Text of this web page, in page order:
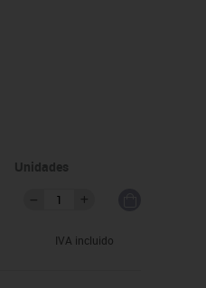
Unidades
IVA incluido